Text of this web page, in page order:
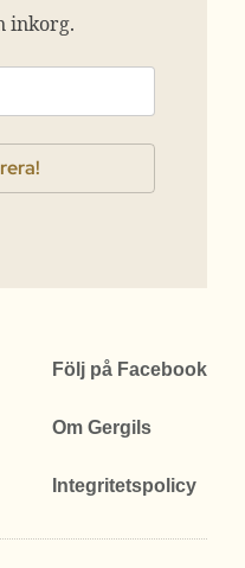
inkorg.
Följ på Facebook
Om Gergils
Integritetspolicy